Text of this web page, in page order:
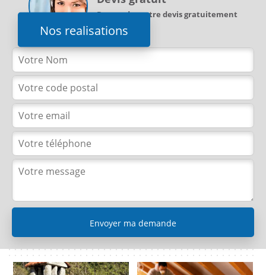
Nos realisations
Demandez votre devis gratuitement